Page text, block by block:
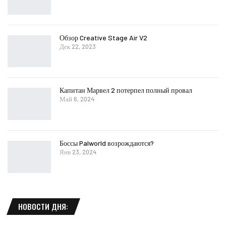
Обзор Creative Stage Air V2
Дек 22, 2023
Капитан Марвел 2 потерпел полный провал
Май 6, 2024
Боссы Palworld возрождаются?
Янв 23, 2024
НОВОСТИ ДНЯ: